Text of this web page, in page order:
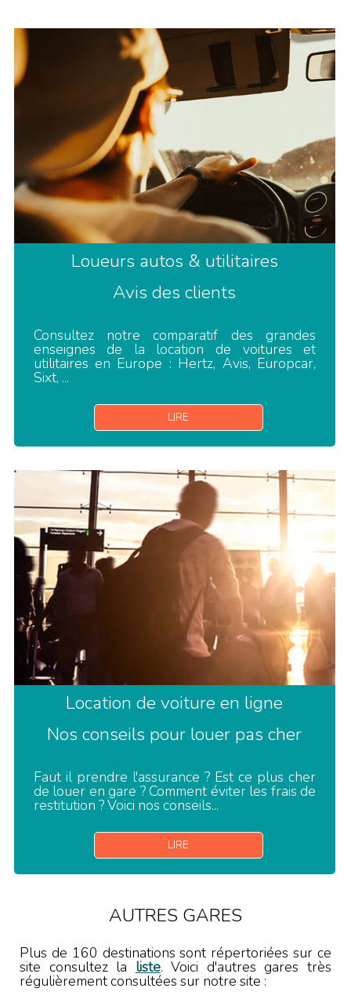
Loueurs autos & utilitaires
Avis des clients
Consultez notre comparatif des grandes
enseignes de la location de voitures et
utilitaires en Europe : Hertz, Avis, Europcar,
Sixt, ...
LIRE
Location de voiture en ligne
Nos conseils pour louer pas cher
Faut il prendre l'assurance ? Est ce plus cher
de louer en gare ? Comment éviter les frais de
restitution ? Voici nos conseils...
LIRE
AUTRES GARES
Plus de 160 destinations sont répertoriées sur ce
site consultez la liste. Voici d'autres gares très
régulièrement consultées sur notre site :